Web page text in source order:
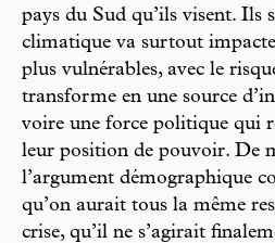
pays du Sud qu’ils visent. Ils
climatique va surtout
plus vulnérables, avec le
transforme en une source
voire une force politique qui
leur position de pouvoir. De
l’argument démographique
qu’on aurait tous la même
crise, qu’il ne s’agirait